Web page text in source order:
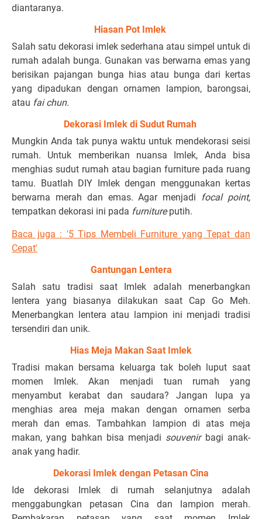
diantaranya.
Hiasan Pot Imlek
Salah satu dekorasi imlek sederhana atau simpel untuk di
rumah adalah bunga. Gunakan vas berwarna emas yang
berisikan pajangan bunga hias atau bunga dari kertas
yang dipadukan dengan ornamen lampion, barongsai,
atau fai chun.
Dekorasi Imlek di Sudut Rumah
Mungkin Anda tak punya waktu untuk mendekorasi seisi
rumah. Untuk memberikan nuansa Imlek, Anda bisa
menghias sudut rumah atau bagian furniture pada ruang
tamu. Buatlah DIY Imlekdengan menggunakan kertas
berwarna merah dan emas. Agar menjadi focal point,
tempatkan dekorasi ini pada furnitureputih.
Baca juga : '5 Tips Membeli Furniture yang Tepat dan
Cepat'
Gantungan Lentera
Salah satu tradisi saat Imlek adalah menerbangkan
lentera yang biasanya dilakukan saat Cap Go Meh.
Menerbangkan lentera atau lampion ini menjadi tradisi
tersendiri dan unik.
Hias Meja Makan Saat Imlek
Tradisi makan bersama keluarga tak boleh luput saat
momen Imlek. Akan menjadi tuan rumah yang
menyambut kerabat dan saudara? Jangan lupa ya
menghias area meja makan dengan ornamen serba
merah dan emas. Tambahkan lampion di atas meja
makan, yang bahkan bisa menjadi souvenir bagi anak-
anak yang hadir.
Dekorasi Imlek dengan Petasan Cina
Ide dekorasi Imlek di rumah selanjutnya adalah
menggabungkan petasan Cina dan lampion merah.